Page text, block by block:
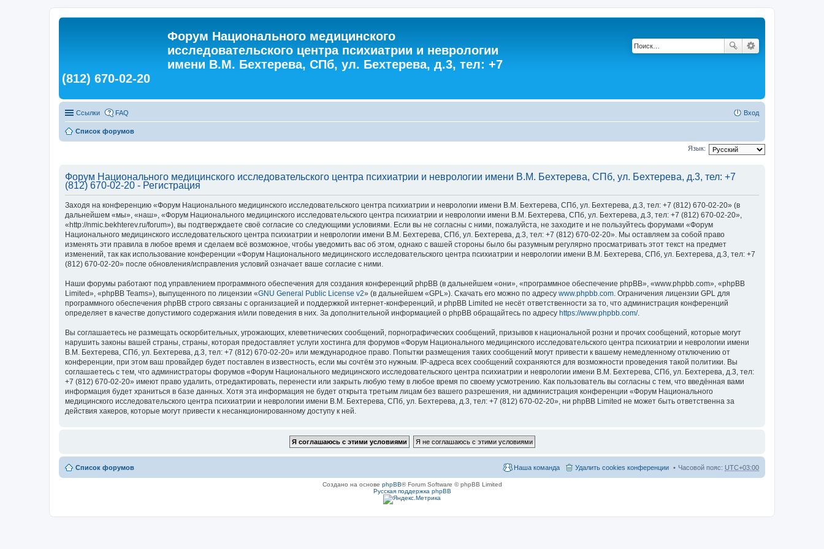
Форум Национального медицинского
исследовательского центра психиатрии и неврологии
имени В.М. Бехтерева, СПб, ул. Бехтерева, д.3, тел: +7
(812) 670-02-20
Ссылки FAQ Вход
Список форумов
Язык:
Форум Национального медицинского исследовательского центра психиатрии и неврологии имени В.М. Бехтерева, СПб, ул. Бехтерева, д.3, тел: +7
(812) 670-02-20 - Регистрация
Заходя на конференцию «Форум Национального медицинского исследовательского центра психиатрии и неврологии имени В.М. Бехтерева, СПб, ул. Бехтерева, д.3, тел: +7 (812) 670-02-20» (в
дальнейшем «мы», «наш», «Форум Национального медицинского исследовательского центра психиатрии и неврологии имени В.М. Бехтерева, СПб, ул. Бехтерева, д.3, тел: +7 (812) 670-02-20»,
«http://nmic.bekhterev.ru/forum»), вы подтверждаете своё согласие со следующими условиями. Если вы не согласны с ними, пожалуйста, не заходите и не пользуйтесь форумами «Форум
Национального медицинского исследовательского центра психиатрии и неврологии имени В.М. Бехтерева, СПб, ул. Бехтерева, д.3, тел: +7 (812) 670-02-20». Мы оставляем за собой право
изменять эти правила в любое время и сделаем всё возможное, чтобы уведомить вас об этом, однако с вашей стороны было бы разумным регулярно просматривать этот текст на предмет
изменений, так как использование конференции «Форум Национального медицинского исследовательского центра психиатрии и неврологии имени В.М. Бехтерева, СПб, ул. Бехтерева, д.3, тел: +7
(812) 670-02-20» после обновления/исправления условий означает ваше согласие с ними.
Наши форумы работают под управлением программного обеспечения для создания конференций phpBB (в дальнейшем «они», «программное обеспечение phpBB», «www.phpbb.com», «phpBB
Limited», «phpBB Teams»), выпущенного по лицензии «GNU General Public License v2» (в дальнейшем «GPL»). Скачать его можно по адресу www.phpbb.com. Ограничения лицензии GPL для
программного обеспечения phpBB строго связаны с организацией и поддержкой интернет-конференций, и phpBB Limited не несёт ответственности за то, что администрация конференций
определяет в качестве допустимого содержания и/или поведения в них. За дополнительной информацией о phpBB обращайтесь по адресу https://www.phpbb.com/.
Вы соглашаетесь не размещать оскорбительных, угрожающих, клеветнических сообщений, порнографических сообщений, призывов к национальной розни и прочих сообщений, которые могут
нарушить законы вашей страны, страны, которая предоставляет услуги хостинга для форумов «Форум Национального медицинского исследовательского центра психиатрии и неврологии имени
В.М. Бехтерева, СПб, ул. Бехтерева, д.3, тел: +7 (812) 670-02-20» или международное право. Попытки размещения таких сообщений могут привести к вашему немедленному отключению от
конференции, при этом ваш провайдер будет поставлен в известность, если мы сочтём это нужным. IP-адреса всех сообщений сохраняются для возможности проведения такой политики. Вы
соглашаетесь с тем, что администраторы форумов «Форум Национального медицинского исследовательского центра психиатрии и неврологии имени В.М. Бехтерева, СПб, ул. Бехтерева, д.3, тел:
+7 (812) 670-02-20» имеют право удалить, отредактировать, перенести или закрыть любую тему в любое время по своему усмотрению. Как пользователь вы согласны с тем, что введённая вами
информация будет храниться в базе данных. Хотя эта информация не будет открыта третьим лицам без вашего разрешения, ни администрация конференции «Форум Национального
медицинского исследовательского центра психиатрии и неврологии имени В.М. Бехтерева, СПб, ул. Бехтерева, д.3, тел: +7 (812) 670-02-20», ни phpBB Limited не может быть ответственна за
действия хакеров, которые могут привести к несанкционированному доступу к ней.
Список форумов Часовой пояс: UTC+03:00
Удалить cookies конференции
Наша команда
Создано на основе phpBB® Forum Software © phpBB Limited
Русская поддержка phpBB